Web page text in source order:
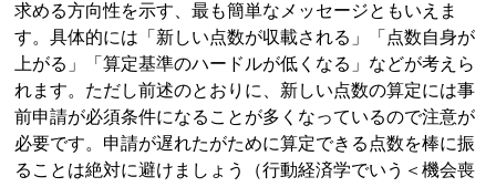
求める方向性を示す、最も簡単なメッセージともいえま
す。具体的には「新しい点数が収載される」「点数自身が
上がる」「算定基準のハードルが低くなる」などが考えら
れます。ただし前述のとおりに、新しい点数の算定には事
前申請が必須条件になることが多くなっているので注意が
必要です。申請が遅れたがために算定できる点数を棒に振
ることは絶対に避けましょう（行動経済学でいう＜機会喪